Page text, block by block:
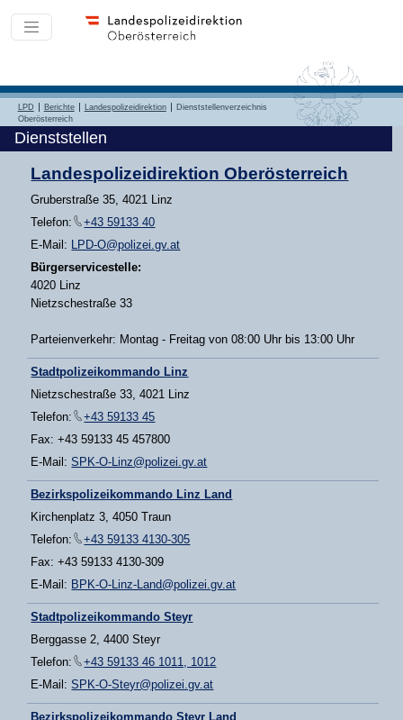
LPD Berichte Landespolizeidirektion
Dienststellenverzeichnis
Oberösterreich
Dienststellen
Landespolizeidirektion Oberösterreich
Gruberstraße 35, 4021 Linz
Telefon:
+43 59133 40
E-Mail: LPD-O@polizei.gv.at
Bürgerservicestelle:
4020 Linz
Nietzschestraße 33
Parteienverkehr: Montag - Freitag von 08:00 Uhr bis 13:00 Uhr
Stadtpolizeikommando Linz
Nietzschestraße 33, 4021 Linz
Telefon:
+43 59133 45
Fax: +43 59133 45 457800
E-Mail:SPK-O-Linz@polizei.gv.at
Bezirkspolizeikommando Linz Land
Kirchenplatz 3, 4050 Traun
Telefon:
+43 59133 4130-305
Fax: +43 59133 4130-309
E-Mail: BPK-O-Linz-Land@polizei.gv.at
Stadtpolizeikommando Steyr
Berggasse 2, 4400 Steyr
Telefon:
+43 59133 46 1011, 1012
E-Mail:SPK-O-Steyr@polizei.gv.at
Bezirkspolizeikommando Steyr Land